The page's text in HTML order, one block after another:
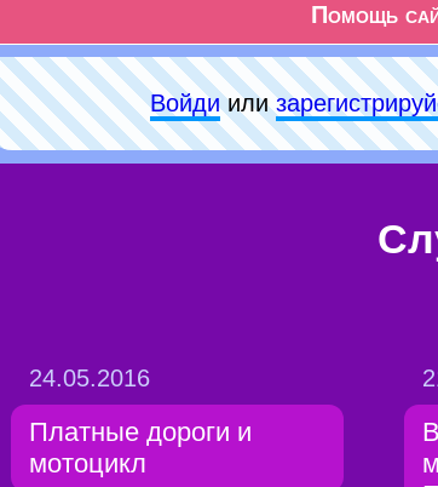
Помощь
Войдиили
24.05.2016
Платные дороги и
мотоцикл